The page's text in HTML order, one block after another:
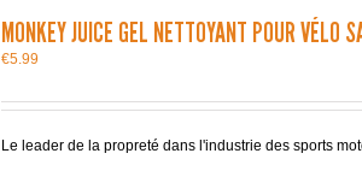
MONKEY JUICE GEL NETTOYANT POUR VÉLO
€5.99
Le leader de la propreté dans l'industrie des sports